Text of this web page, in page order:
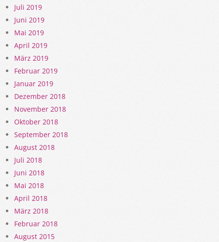
Juli 2019
Juni 2019
Mai 2019
April 2019
März 2019
Februar 2019
Januar 2019
Dezember 2018
November 2018
Oktober 2018
September 2018
August 2018
Juli 2018
Juni 2018
Mai 2018
April 2018
März 2018
Februar 2018
August 2015